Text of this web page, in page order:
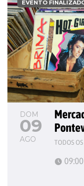
DOM
09
AGO TODOS
EVENTO